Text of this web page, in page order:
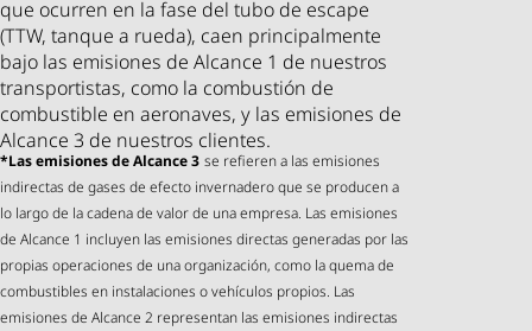
que ocurren en la fase del tubo de escape
(TTW, tanque a rueda), caen principalmente
bajo las emisiones de Alcance 1 de nuestros
transportistas, como la combustión de
combustible en aeronaves, y las emisiones de
Alcance 3 de nuestros clientes.
*Las emisiones de Alcance 3 se refieren a las emisiones
indirectas de gases de efecto invernadero que se producen a
lo largo de la cadena de valor de una empresa. Las emisiones
de Alcance 1 incluyen las emisiones directas generadas por las
propias operaciones de una organización, como la quema de
combustibles en instalaciones o vehículos propios. Las
emisiones de Alcance 2 representan las emisiones indirectas